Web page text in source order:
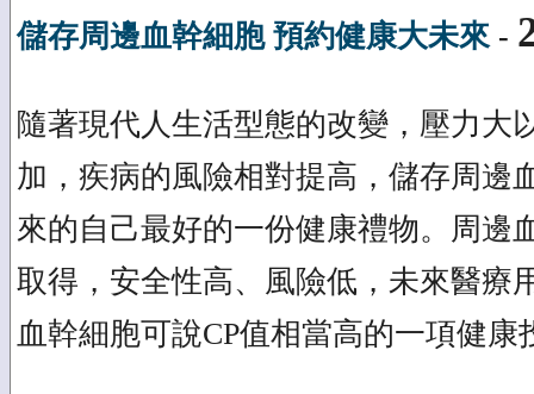
儲存周邊血幹細胞 預約健康大未來-
隨著現代人生活型態的改變，壓力大
加，疾病的風險相對提高，儲存周邊
來的自己最好的一份健康禮物。周邊
取得，安全性高、風險低，未來醫療
血幹細胞可說CP值相當高的一項健康